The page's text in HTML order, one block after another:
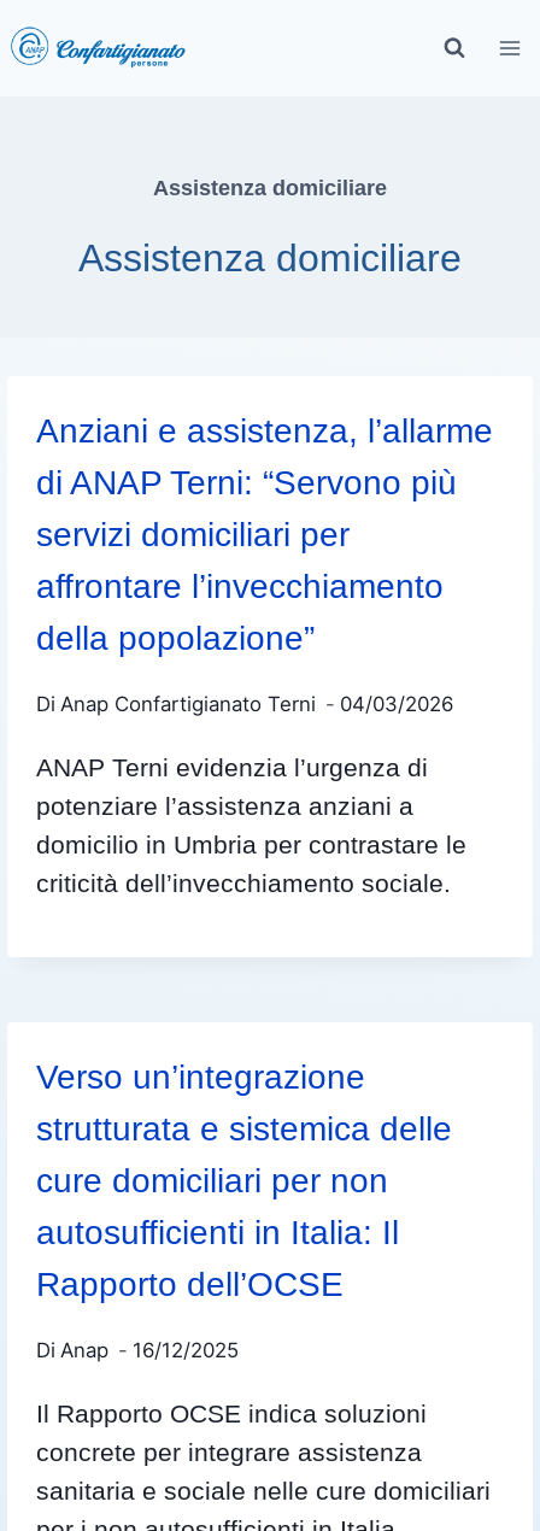
Assistenza domiciliare
Assistenza domiciliare
Anziani e assistenza, l’allarme
di ANAP Terni: “Servono più
servizi domiciliari per
affrontare l’invecchiamento
della popolazione”
Di Anap Confartigianato Terni 04/03/2026
ANAP Terni evidenzia l’urgenza di
potenziare l’assistenza anziani a
domicilio in Umbria per contrastare le
criticità dell’invecchiamento sociale.
Verso un’integrazione
strutturata e sistemica delle
cure domiciliari per non
autosufficienti in Italia: Il
Rapporto dell’OCSE
Di Anap 16/12/2025
Il Rapporto OCSE indica soluzioni
concrete per integrare assistenza
sanitaria e sociale nelle cure domiciliari